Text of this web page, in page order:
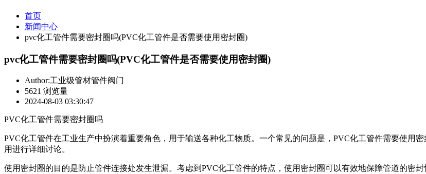
首页
新闻中心
pvc化工管件需要密封圈吗(PVC化工管件是否需要使用密封圈)
pvc化工管件需要密封圈吗(PVC化工管件是否需要使用密封圈)
Author:工业级管材管件阀门
5621 浏览量
2024-08-03 03:30:47
PVC化工管件需要密封圈吗
PVC化工管件在工业生产中扮演着重要角色，用于输送各种化工物质。一个常见的问题是，PVC化工管件需要使用
用进行详细讨论。
使用密封圈的目的是防止管件连接处发生泄漏。考虑到PVC化工管件的特点，使用密封圈可以有效地保障管道的密